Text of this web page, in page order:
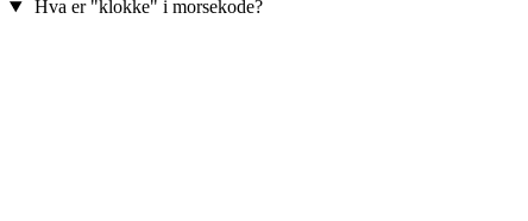
Hva er "klokke" i morsekode?